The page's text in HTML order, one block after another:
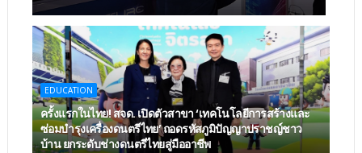
EDUCATION
ครั้งแรกในไทย! สจด. เปิดตัวสาขา ‘เทคโนโลยีการสร้างและ
ซ่อมบำรุงเครื่องดนตรีไทย’ ​ถอดรหัสภูมิปัญญาปราชญ์ชาว
บ้าน ยกระดับช่างดนตรีไทยสู่มืออาชีพ